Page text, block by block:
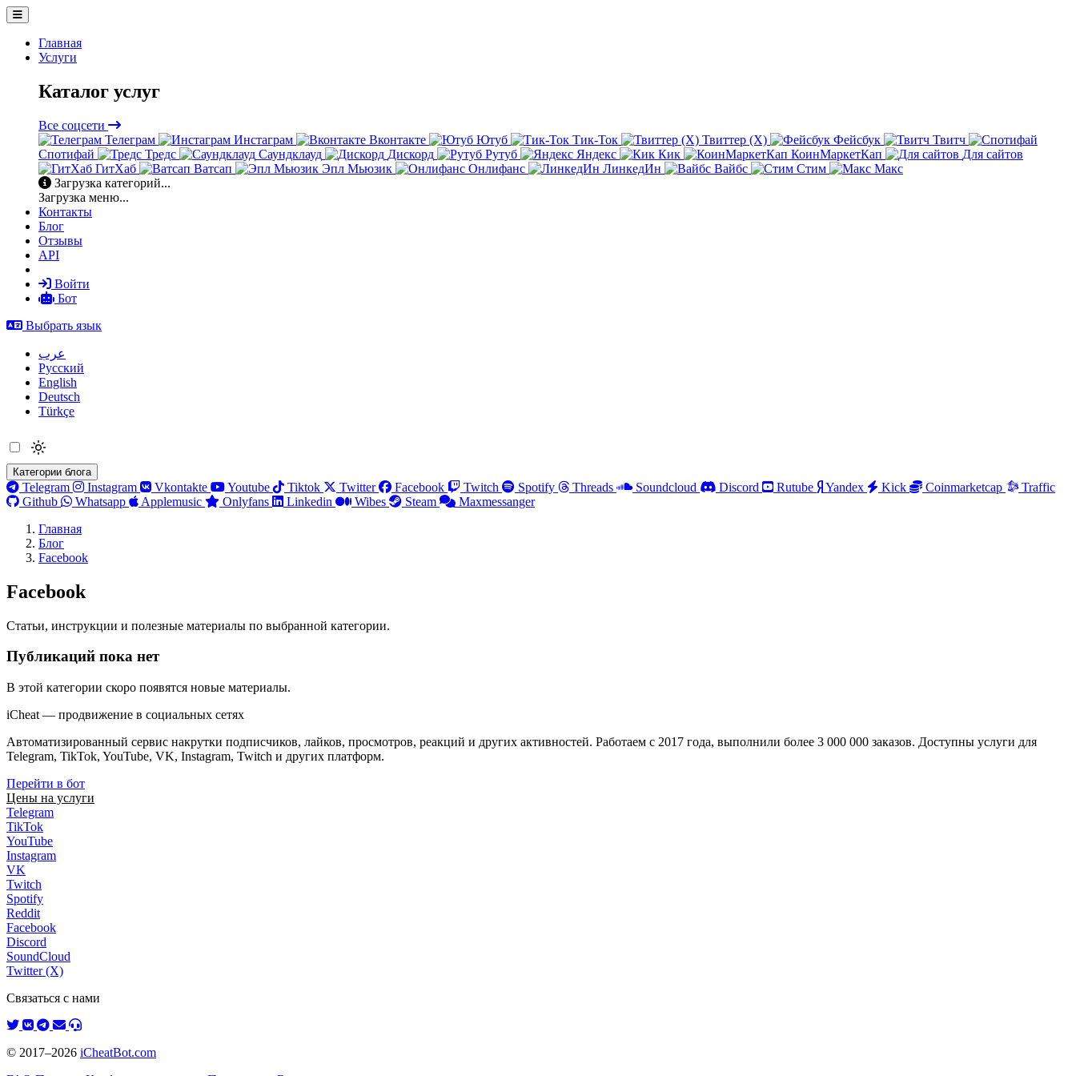
Главная
Услуги
Каталог услуг
Все соцсети
Телеграм
Инстаграм Вконтакте Ютуб Тик-Ток Твиттер (X) Фейсбук
Твитч
Спотифай
Тредс Саундклауд Дискорд Рутуб Яндекс Кик КоинМаркетКап
Для сайтов
ГитХаб
Ватсап Эпл Мьюзик Онлифанс ЛинкедИн Вайбс Стим
Макс
Загрузка категорий...
Загрузка меню...
Контакты
Блог
Отзывы
API
Войти
Бот
Выбрать язык
عرب
Русский
English
Deutsch
Türkçe
Категории блога
Telegram Instagram Vkontakte Youtube Tiktok Twitter Facebook Twitch Spotify Threads Soundcloud Discord Rutube Yandex Kick Coinmarketcap
Traffic
Github
Whatsapp Applemusic Onlyfans Linkedin Wibes Steam
Maxmessanger
Главная
Блог
Facebook
Facebook
Статьи, инструкции и полезные материалы по выбранной категории.
Публикаций пока нет
В этой категории скоро появятся новые материалы.
iCheat — продвижение в социальных сетях
Автоматизированный сервис накрутки подписчиков, лайков, просмотров, реакций и других активностей. Работаем с 2017 года, выполнили более 3 000 000 заказов. Доступны услуги для
Telegram, TikTok, YouTube, VK, Instagram, Twitch и других платформ.
Перейти в бот
Цены на услуги
Telegram
TikTok
YouTube
Instagram
VK
Twitch
Spotify
Reddit
Facebook
Discord
SoundCloud
Twitter (X)
Связаться с нами
© 2017–2026 iCheatBot.com